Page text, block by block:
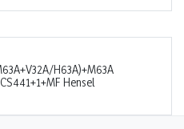
H63A)+M63A
Hensel